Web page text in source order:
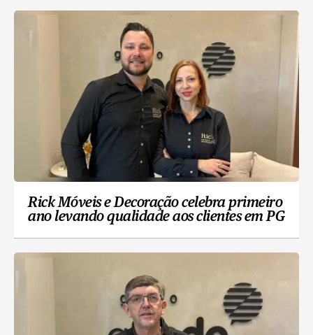
Rick Móveis e Decoração celebra primeiro
ano levando qualidade aos clientes em PG